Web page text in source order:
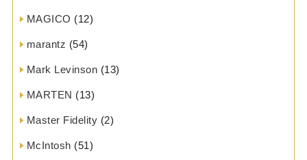
MAGICO (12)
marantz (54)
Mark Levinson (13)
MARTEN (13)
Master Fidelity (2)
McIntosh (51)